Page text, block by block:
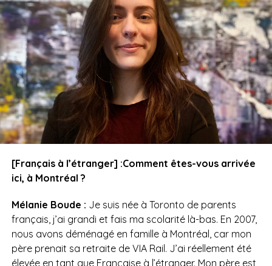
[Français à l’étranger] :Comment êtes-vous arrivée
ici, à Montréal ?
Mélanie Boude : Je suis née à Toronto de parents
français, j’ai grandi et fais ma scolarité là-bas. En 2007,
nous avons déménagé en famille à Montréal, car mon
père prenait sa retraite de VIA Rail. J’ai réellement été
élevée en tant que Française à l’étranger. Mon père est